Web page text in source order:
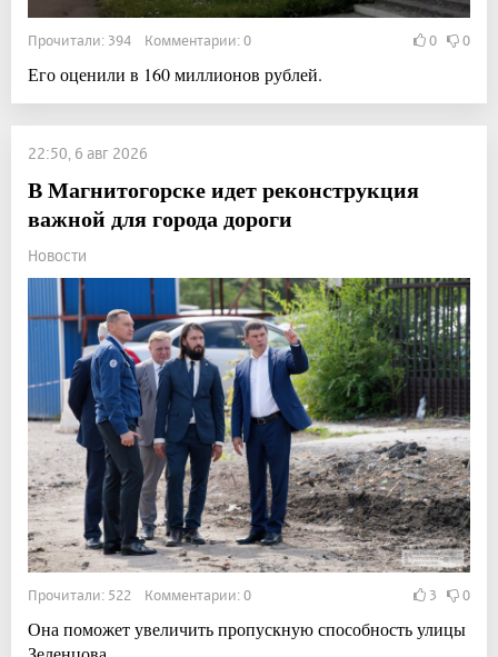
Прочитали: 394 Комментарии: 0 0 0
Его оценили в 160 миллионов рублей.
22:50, 6 авг 2026
В Магнитогорске идет реконструкция
важной для города дороги
Новости
Прочитали: 522 Комментарии: 0 3 0
Она поможет увеличить пропускную способность улицы